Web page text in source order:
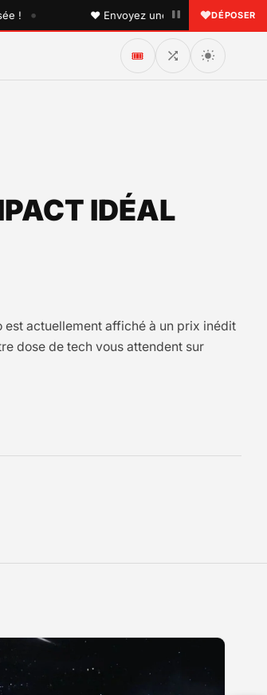
♥ Envoyez une dédicace à quelqu'un
DÉPOSER
🎟️
IDÉAL
actuellement affiché à un prix inédit
dose de tech vous attendent sur